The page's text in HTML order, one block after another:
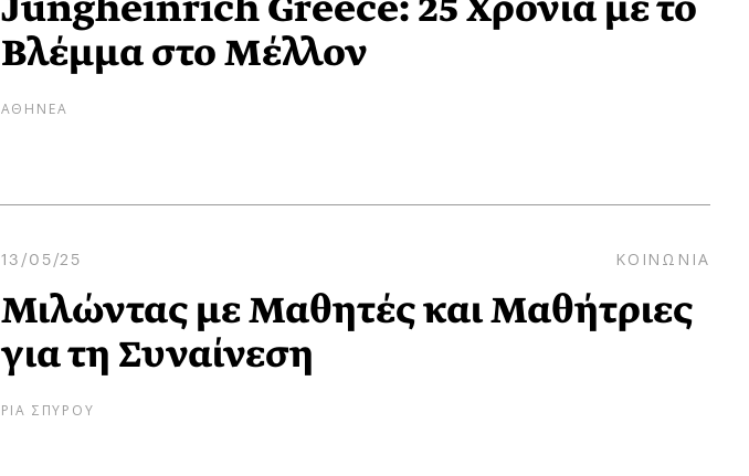
Βλέμμα στο Μέλλον
ΑΘΗΝΕΑ
13/05/25 ΚΟΙΝΩΝΙΑ
Μιλώντας με Μαθητές και Μαθήτριες
για τη Συναίνεση
ΡΙΑ ΣΠΥΡΟΥ